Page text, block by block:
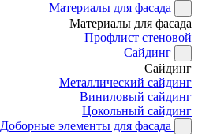
Материалы для фасада
Материалы для фасада
Профлист стеновой
Сайдинг
Сайдинг
Металлический сайдинг
Виниловый сайдинг
Цокольный сайдинг
Доборные элементы для фасада